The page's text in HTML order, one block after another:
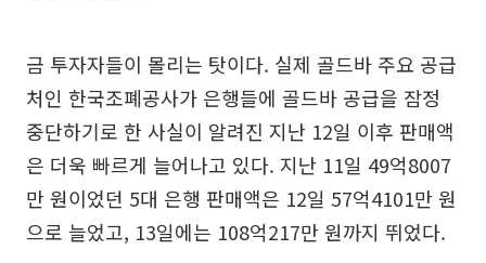
금 투자자들이 몰리는 탓이다. 실제 골드바 주요 공급
처인 한국조폐공사가 은행들에 골드바 공급을 잠정
중단하기로 한 사실이 알려진 지난 12일 이후 판매액
은 더욱 빠르게 늘어나고 있다. 지난 11일 49억8007
만 원이었던 5대 은행 판매액은 12일 57억4101만 원
으로 늘었고, 13일에는 108억217만 원까지 뛰었다.